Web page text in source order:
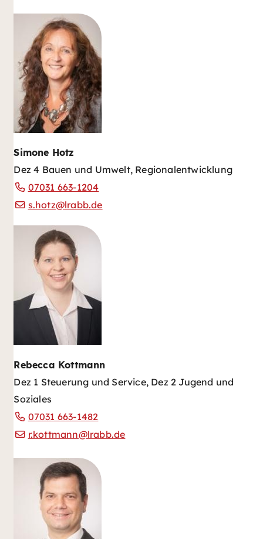
Simone Hotz
Dez 4 Bauen und Umwelt, Regionalentwicklung
07031 663-1204
s.hotz@lrabb.de
Rebecca Kottmann
Dez 1 Steuerung und Service, Dez 2 Jugend und
Soziales
07031 663-1482
r.kottmann@lrabb.de